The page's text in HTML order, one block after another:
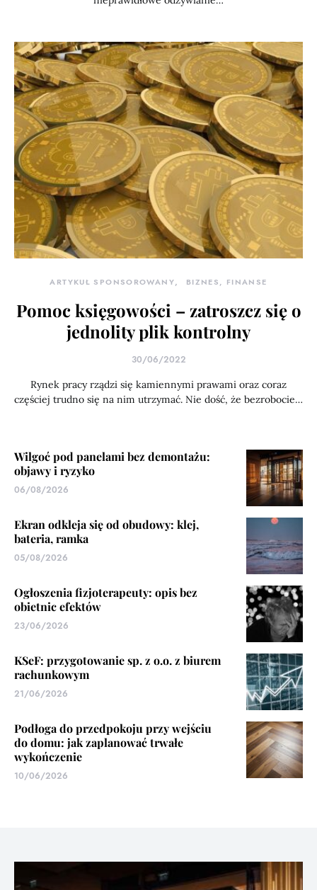
ARTYKUŁ SPONSOROWANY BIZNES, FINANSE
Pomoc księgowości – zatroszcz się o
jednolity plik kontrolny
30/06/2022
Rynek pracy rządzi się kamiennymi prawami oraz coraz
częściej trudno się na nim utrzymać. Nie dość, że bezrobocie…
Wilgoć pod panelami bez demontażu:
objawy i ryzyko
06/08/2026
Ekran odkleja się od obudowy: klej,
bateria, ramka
05/08/2026
Ogłoszenia fizjoterapeuty: opis bez
obietnic efektów
23/06/2026
KSeF: przygotowanie sp. z o.o. z biurem
rachunkowym
21/06/2026
Podłoga do przedpokoju przy wejściu
do domu: jak zaplanować trwałe
wykończenie
10/06/2026